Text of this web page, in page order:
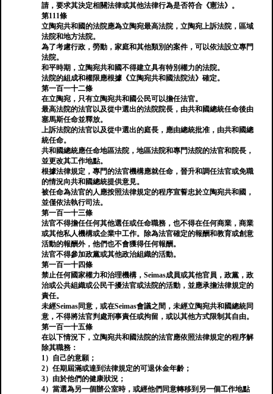
請，要求其決定相關法律或其他法律行為是否符合《憲法》。
第111條
立陶宛共和國的法院應為立陶宛最高法院，立陶宛上訴法院，區域
法院和地方法院。
為了考慮行政，勞動，家庭和其他類別的案件，可以依法設立專門
法院。
和平時期，立陶宛共和國不得建立具有特別權力的法院。
法院的組成和權限應根據《立陶宛共和國法院法》確定。
第一百一十二條
在立陶宛，只有立陶宛共和國公民可以擔任法官。
最高法院的法官以及從中選出的法院院長，由共和國總統任命後由
塞馬斯任命並釋放。
上訴法院的法官以及從中選出的庭長，應由總統批准，由共和國總
統任命。
共和國總統應任命地區法院，地區法院和專門法院的法官和院長，
並更改其工作地點。
根據法律規定，專門的法官機構應就任命，晉升和調任法官或免職
的情況向共和國總統提供意見。
被任命為法官的人應按照法律規定的程序宣誓忠於立陶宛共和國，
並僅依法執行司法。
第一百一十三條
法官不得擔任任何其他選任或任命職務，也不得在任何商業，商業
或其他私人機構或企業中工作。除為法官確定的報酬和教育或創意
活動的報酬外，他們也不會獲得任何報酬。
法官不得參加政黨或其他政治組織的活動。
第一百一十四條
禁止任何國家權力和治理機構，Seimas成員或其他官員，政黨，政
治或公共組織或公民干擾法官或法院的活動，並應承擔法律規定的
責任。
未經Seimas同意，或在Seimas會議之間，未經立陶宛共和國總統同
意，不得將法官判處刑事責任或拘留，或以其他方式限制其自由。
第一百一十五條
在以下情況下，立陶宛共和國法院的法官應依照法律規定的程序解
除其職務：
1）自己的意願；
2）任期屆滿或達到法律規定的可退休金年齡；
3）由於他們的健康狀況；
4）當選為另一個辦公室時，或經他們同意轉移到另一個工作地點